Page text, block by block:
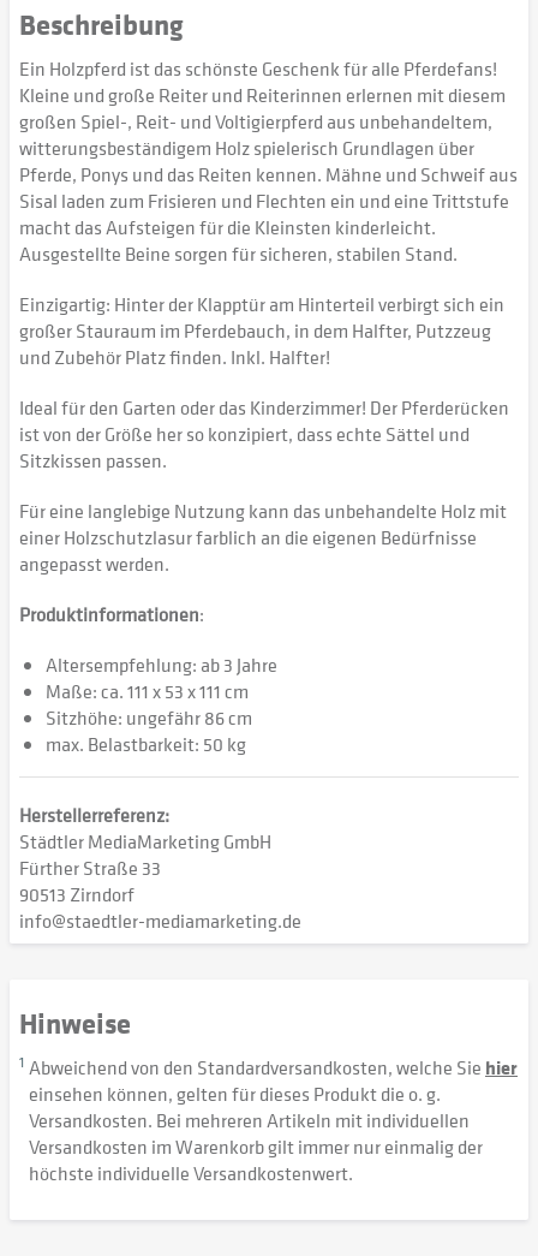
Beschreibung
Ein Holzpferd ist das schönste Geschenk für alle Pferdefans!
Kleine und große Reiter und Reiterinnen erlernen mit diesem
großen Spiel-, Reit- und Voltigierpferd aus unbehandeltem,
witterungsbeständigem Holz spielerisch Grundlagen über
Pferde, Ponys und das Reiten kennen. Mähne und Schweif aus
Sisal laden zum Frisieren und Flechten ein und eine Trittstufe
macht das Aufsteigen für die Kleinsten kinderleicht.
Ausgestellte Beine sorgen für sicheren, stabilen Stand.
Einzigartig: Hinter der Klapptür am Hinterteil verbirgt sich ein
großer Stauraum im Pferdebauch, in dem Halfter, Putzzeug
und Zubehör Platz finden. Inkl. Halfter!
Ideal für den Garten oder das Kinderzimmer! Der Pferderücken
ist von der Größe her so konzipiert, dass echte Sättel und
Sitzkissen passen.
Für eine langlebige Nutzung kann das unbehandelte Holz mit
einer Holzschutzlasur farblich an die eigenen Bedürfnisse
angepasst werden.
Produktinformationen:
Altersempfehlung: ab 3 Jahre
Maße: ca. 111 x 53 x 111 cm
Sitzhöhe: ungefähr 86 cm
max. Belastbarkeit: 50 kg
Herstellerreferenz:
Städtler MediaMarketing GmbH
Fürther Straße 33
90513 Zirndorf
info@staedtler-mediamarketing.de
Hinweise
1 Abweichend von den Standardversandkosten, welche Sie hier
einsehen können, gelten für dieses Produkt die o. g.
Versandkosten. Bei mehreren Artikeln mit individuellen
Versandkosten im Warenkorb gilt immer nur einmalig der
höchste individuelle Versandkostenwert.